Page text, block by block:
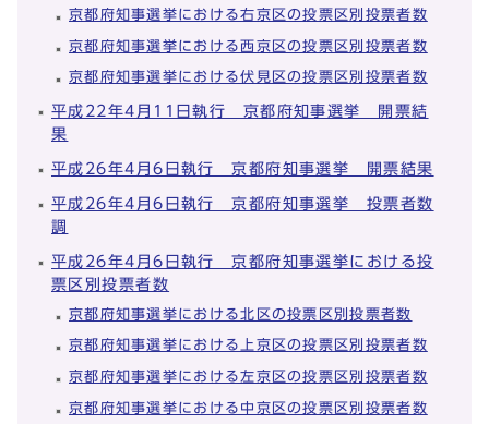
京都府知事選挙における右京区の投票区別投票者数
京都府知事選挙における西京区の投票区別投票者数
京都府知事選挙における伏見区の投票区別投票者数
平成22年4月11日執行 京都府知事選挙 開票結
果
平成26年4月6日執行 京都府知事選挙 開票結果
平成26年4月6日執行 京都府知事選挙 投票者数
調
平成26年4月6日執行 京都府知事選挙における投
票区別投票者数
京都府知事選挙における北区の投票区別投票者数
京都府知事選挙における上京区の投票区別投票者数
京都府知事選挙における左京区の投票区別投票者数
京都府知事選挙における中京区の投票区別投票者数